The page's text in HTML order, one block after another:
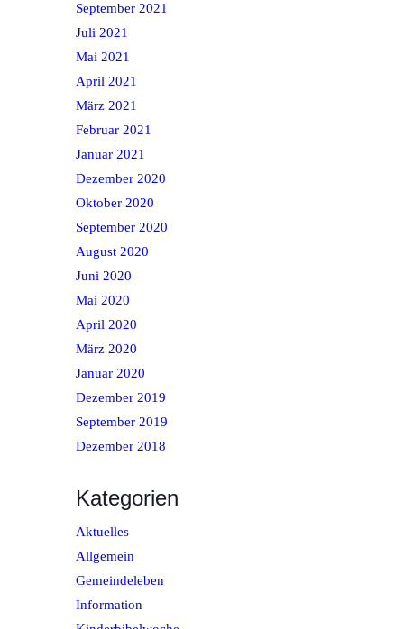
September 2021
Juli 2021
Mai 2021
April 2021
März 2021
Februar 2021
Januar 2021
Dezember 2020
Oktober 2020
September 2020
August 2020
Juni 2020
Mai 2020
April 2020
März 2020
Januar 2020
Dezember 2019
September 2019
Dezember 2018
Kategorien
Aktuelles
Allgemein
Gemeindeleben
Information